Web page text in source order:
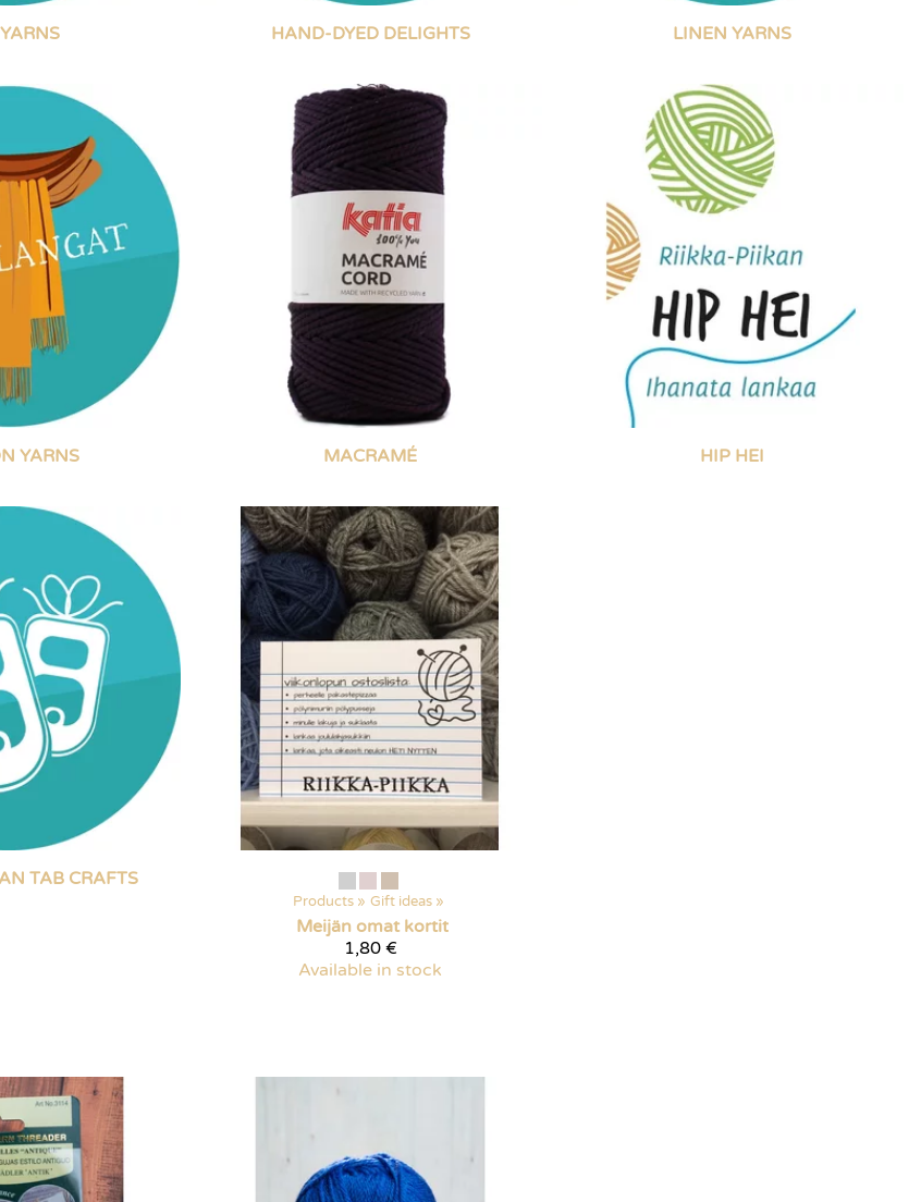
HAND-DYED DELIGHTS LINEN YARNS
YARNS MACRAMÉ HIP HEI
TAB CRAFTS
Products ‪» Gift ideas ‪»
Meijän omat kortit
1,80 €
Available in stock